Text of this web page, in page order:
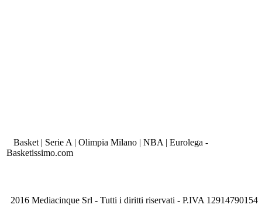
Basket | Serie A | Olimpia Milano | NBA | Eurolega -
Basketissimo.com
2016 Mediacinque Srl - Tutti i diritti riservati - P.IVA 12914790154